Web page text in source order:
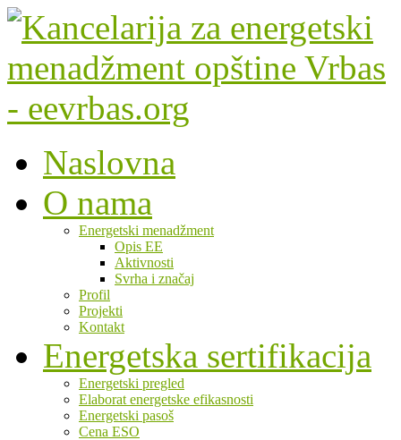
Naslovna
O nama
Energetski menadžment
Opis EE
Aktivnosti
Svrha i značaj
Profil
Projekti
Kontakt
Energetska sertifikacija
Energetski pregled
Elaborat energetske efikasnosti
Energetski pasoš
Cena ESO